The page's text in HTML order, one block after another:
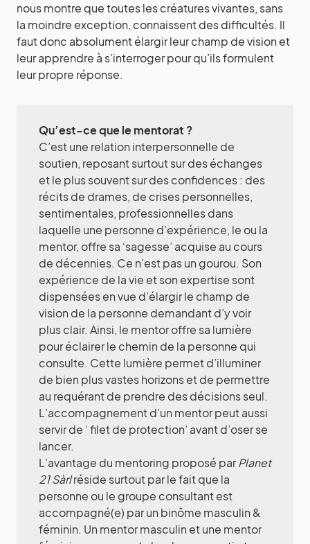
nous montre que toutes les créatures vivantes, sans
la moindre exception, connaissent des difficultés. Il
faut donc absolument élargir leur champ de vision et
leur apprendre à s’interroger pour qu’ils formulent
leur propre réponse.
Qu’est-ce que le mentorat ?
C’est une relation interpersonnelle de
soutien, reposant surtout sur des échanges
et le plus souvent sur des confidences : des
récits de drames, de crises personnelles,
sentimentales, professionnelles dans
laquelle une personne d’expérience, le ou la
mentor, offre sa ‘sagesse’ acquise au cours
de décennies. Ce n’est pas un gourou. Son
expérience de la vie et son expertise sont
dispensées en vue d’élargir le champ de
vision de la personne demandant d’y voir
plus clair. Ainsi, le mentor offre sa lumière
pour éclairer le chemin de la personne qui
consulte. Cette lumière permet d’illuminer
de bien plus vastes horizons et de permettre
au requérant de prendre des décisions seul.
L’accompagnement d’un mentor peut aussi
servir de ‘ filet de protection’ avant d’oser se
lancer.
L’avantage du mentoring proposé parPlanet
21 Sàrlréside surtout par le fait que la
personne ou le groupe consultant est
accompagné(e) par un binôme masculin &
féminin. Un mentor masculin et une mentor